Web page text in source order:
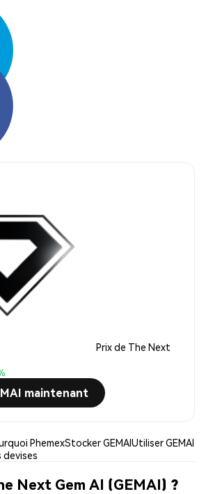
Prix de The Next
maintenant
PhemexStocker GEMAIUtiliser GEMAI
devises
Next Gem AI (GEMAI) ?